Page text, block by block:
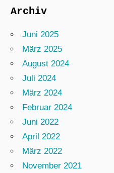
Archiv
Juni 2025
März 2025
August 2024
Juli 2024
März 2024
Februar 2024
Juni 2022
April 2022
März 2022
November 2021